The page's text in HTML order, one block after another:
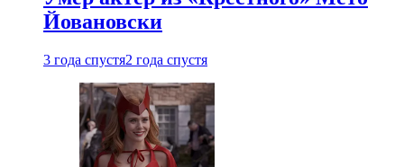
Йовановски
3 года спустя2 года спустя